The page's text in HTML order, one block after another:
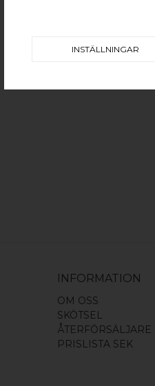
INFORMATION
OM OSS
SKÖTSEL
ÅTERFÖRSÄLJARE
PRISLISTA SEK
INSTÄLLNINGAR